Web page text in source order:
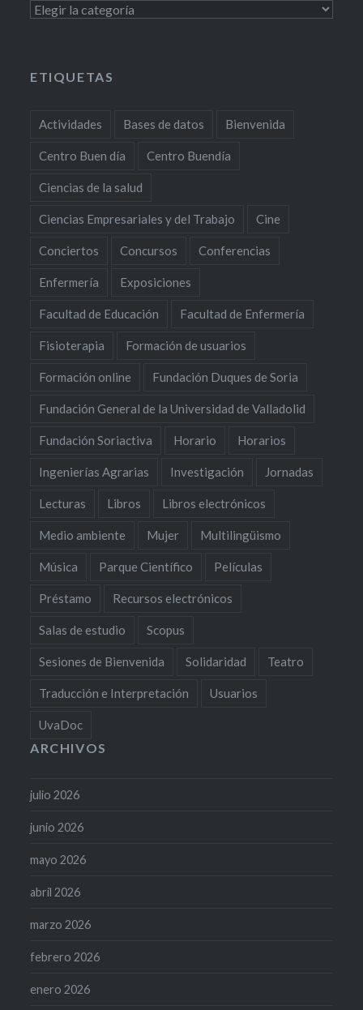
Categorías
ETIQUETAS
Actividades Bases de datos Bienvenida
Centro Buen día Centro Buendía
Ciencias de la salud
Ciencias Empresariales y del Trabajo Cine
Conciertos Concursos Conferencias
Enfermería Exposiciones
Facultad de Educación Facultad de Enfermería
Fisioterapia Formación de usuarios
Formación online Fundación Duques de Soria
Fundación General de la Universidad de Valladolid
Fundación Soriactiva Horario Horarios
Ingenierías Agrarias Investigación Jornadas
Lecturas Libros Libros electrónicos
Medio ambiente Mujer Multilingüismo
Música Parque Científico Películas
Préstamo Recursos electrónicos
Salas de estudio Scopus
Sesiones de Bienvenida Solidaridad Teatro
Traducción e Interpretación Usuarios
UvaDoc
ARCHIVOS
julio 2026
junio 2026
mayo 2026
abril 2026
marzo 2026
febrero 2026
enero 2026